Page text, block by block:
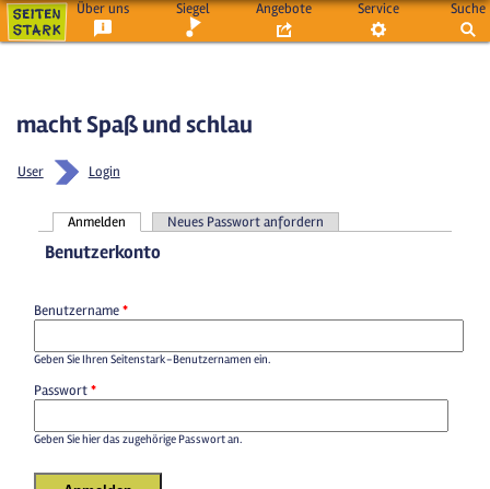
Über uns Siegel Angebote Service Suche
macht Spaß und schlau
User Login
Haupt-Reiter
Anmelden Neues Passwort anfordern
Benutzerkonto
Benutzername*
Geben Sie Ihren Seitenstark-Benutzernamen ein.
Passwort*
Geben Sie hier das zugehörige Passwort an.